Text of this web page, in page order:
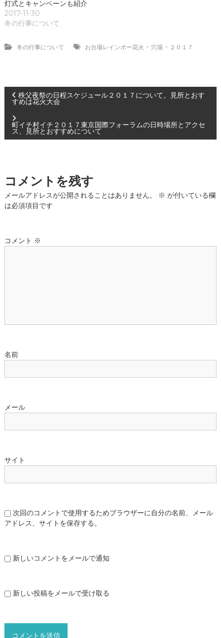
灯式とキャンベーンも紹介
2017-11-30
冬の行事について
冬の行事について お台場レインボー花火 ・ 穴場・ ２０１７
投
稿
ナ
ゲ
ー
ョ
秩父夜祭の日程スケジュール２０１７について。見所とおす
すめは花火大会
町イチ村イチ２０１７東京国際フォーラムの日時場所とアクセ
ス、見所とおすすめについて
コメントを残す
メールアドレスが公開されることはありません。 ※ が付いている欄
は必須項目です
コメント ※
名前
メール
サイト
次回のコメントで使用するためブラウザーに自分の名前、メール
アドレス、サイトを保存する。
新しいコメントをメールで通知
新しい投稿をメールで受け取る